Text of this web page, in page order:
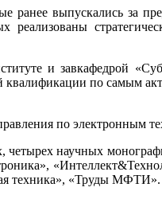
ранее выпускались за
и завкафедрой
по самым
по электронным
научных
техника», «Труды МФТИ».